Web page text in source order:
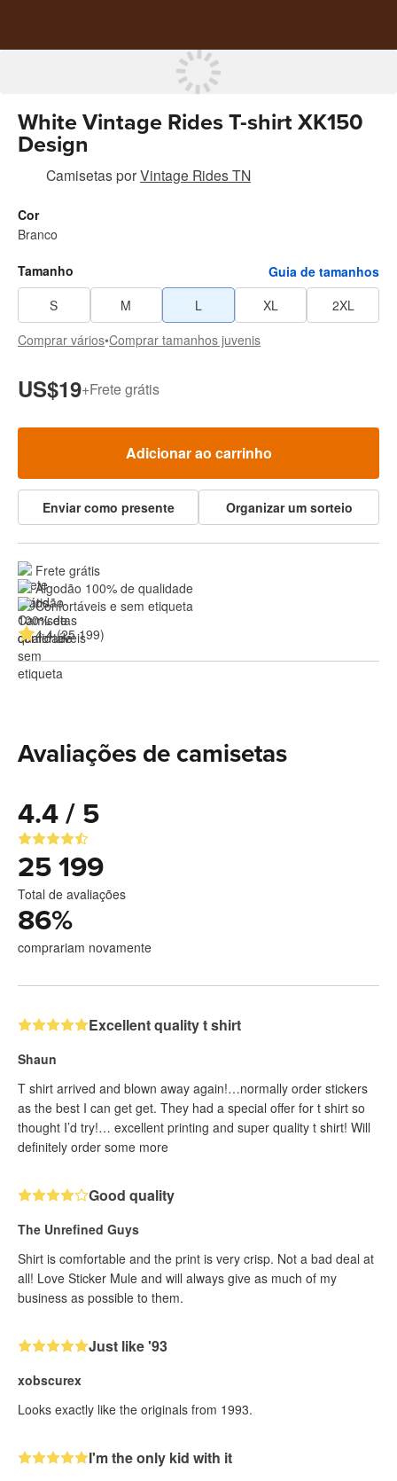
White Vintage Rides T-shirt XK150
Design
CamisetasporVintage Rides TN
Cor
Branco
Tamanho
Guia de tamanhos
S
M L XL
2XL
Comprar vários•Comprar tamanhos juvenis
US$19+Frete grátis
Adicionar ao carrinho
Enviar como presente Organizar um sorteio
Frete grátis
Algodão 100% de qualidade
Confortáveis e sem etiqueta
4.4 (25 199)
Avaliações de camisetas
4.4 / 5
25 199
Total de avaliações
86%
comprariam novamente
Excellent quality t shirt
Shaun
T shirt arrived and blown away again!…normally order stickers
as the best I can get get. They had a special offer for t shirt so
thought I’d try!… excellent printing and super quality t shirt! Will
definitely order some more
Good quality
The Unrefined Guys
Shirt is comfortable and the print is very crisp. Not a bad deal at
all! Love Sticker Mule and will always give as much of my
business as possible to them.
Just like '93
xobscurex
Looks exactly like the originals from 1993.
I'm the only kid with it